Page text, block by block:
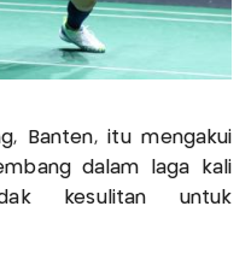
Banten, itu mengakui
dalam laga kali
kesulitan untuk